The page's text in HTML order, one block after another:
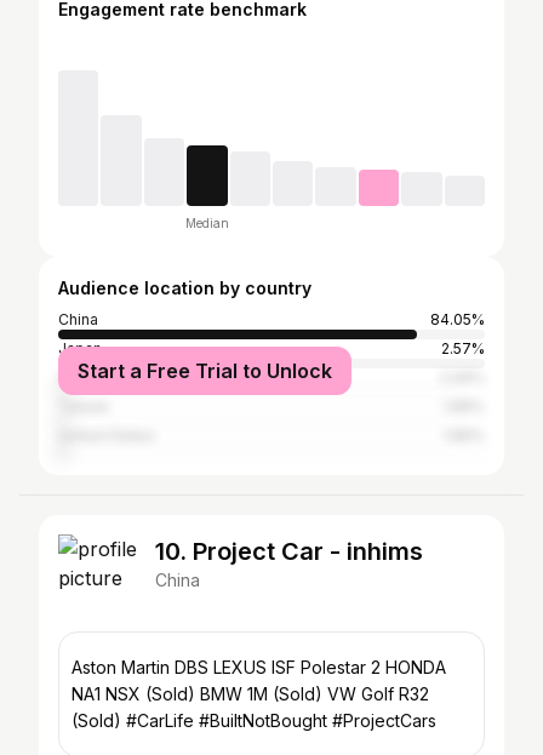
Engagement rate benchmark
Median
Audience location by country
China
84.05%
Japan
2.57%
South Korea
Start a Free Trial to Unlock
10. Project Car - inhims
China
Aston Martin DBS LEXUS ISF Polestar 2 HONDA
NA1 NSX (Sold) BMW 1M (Sold) VW Golf R32
(Sold) #CarLife #BuiltNotBought #ProjectCars